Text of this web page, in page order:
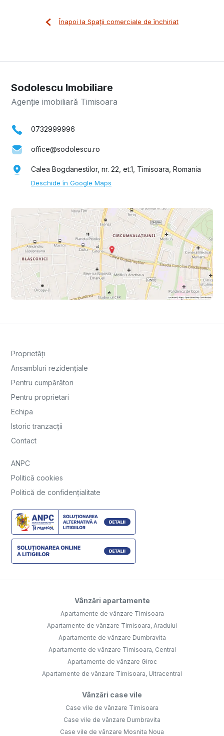
Înapoi la Spații comerciale de închiriat
Sodolescu Imobiliare
Agenție imobiliară Timisoara
0732999996
office@sodolescu.ro
Calea Bogdanestilor, nr. 22, et.1, Timisoara, Romania
Deschide în Google Maps
Proprietăți
Ansambluri rezidențiale
Pentru cumpărători
Pentru proprietari
Echipa
Istoric tranzacții
Contact
ANPC
Politică cookies
Politică de confidențialitate
Vânzări apartamente
Apartamente de vânzare Timisoara
Apartamente de vânzare Timisoara, Aradului
Apartamente de vânzare Dumbravita
Apartamente de vânzare Timisoara, Central
Apartamente de vânzare Giroc
Apartamente de vânzare Timisoara, Ultracentral
Vânzări case vile
Case vile de vânzare Timisoara
Case vile de vânzare Dumbravita
Case vile de vânzare Mosnita Noua